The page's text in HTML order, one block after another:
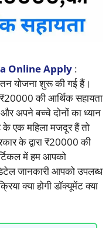
Online Apply :
योजना शुरू की गई हैं।
की आर्थिक सहायता
और अपने बच्चे दोनों का ध्यान
एक महिला मजदूर हैं तो
के द्वारा ₹20000 की
में हम आपको
जानकारी आपको उपलब्ध
क्या होगी डॉक्यूमेंट क्या